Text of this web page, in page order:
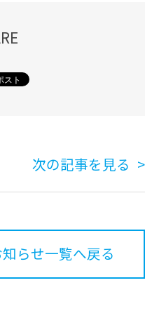
次の記事を見る
らせ一覧へ戻る